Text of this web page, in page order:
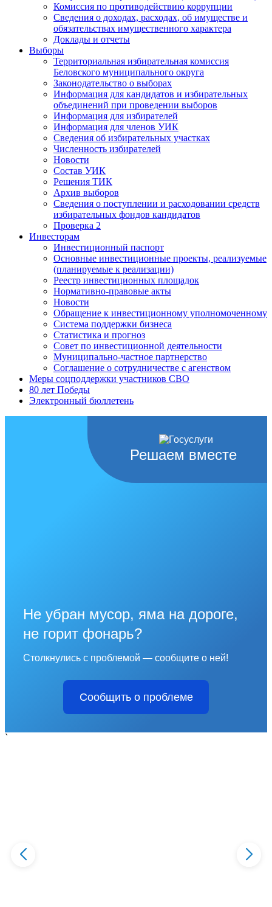
Комиссия по противодействию коррупции
Сведения о доходах, расходах, об имуществе и
обязательствах имущественного характера
Доклады и отчеты
Выборы
Территориальная избирательная комиссия
Беловского муниципального округа
Законодательство о выборах
Информация для кандидатов и избирательных
объединений при проведении выборов
Информация для избирателей
Информация для членов УИК
Сведения об избирательных участках
Численность избирателей
Новости
Состав УИК
Решения ТИК
Архив выборов
Сведения о поступлении и расходовании средств
избирательных фондов кандидатов
Проверка 2
Инвесторам
Инвестиционный паспорт
Основные инвестиционные проекты, реализуемые
(планируемые к реализации)
Реестр инвестиционных площадок
Нормативно-правовые акты
Новости
Обращение к инвестиционному уполномоченному
Система поддержки бизнеса
Статистика и прогноз
Совет по инвестиционной деятельности
Муниципально-частное партнерство
Соглашение о сотрудничестве с агенством
Меры соцподдержки участников СВО
80 лет Победы
Электронный бюллетень
Решаем вместе
Не убран мусор, яма на дороге,
не горит фонарь?
Столкнулись с проблемой — сообщите о ней!
Сообщить о проблеме
`